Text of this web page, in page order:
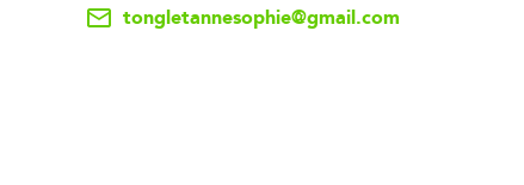
tongletannesophie@gmail.com